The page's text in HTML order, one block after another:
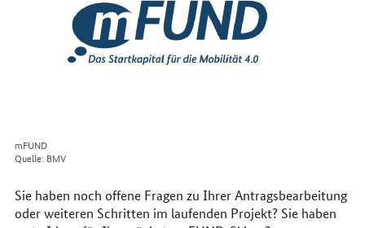
mFUND
Quelle: BMV
Sie haben noch offene Fragen zu Ihrer Antragsbearbeitung
oder weiteren Schritten im laufenden Projekt? Sie haben